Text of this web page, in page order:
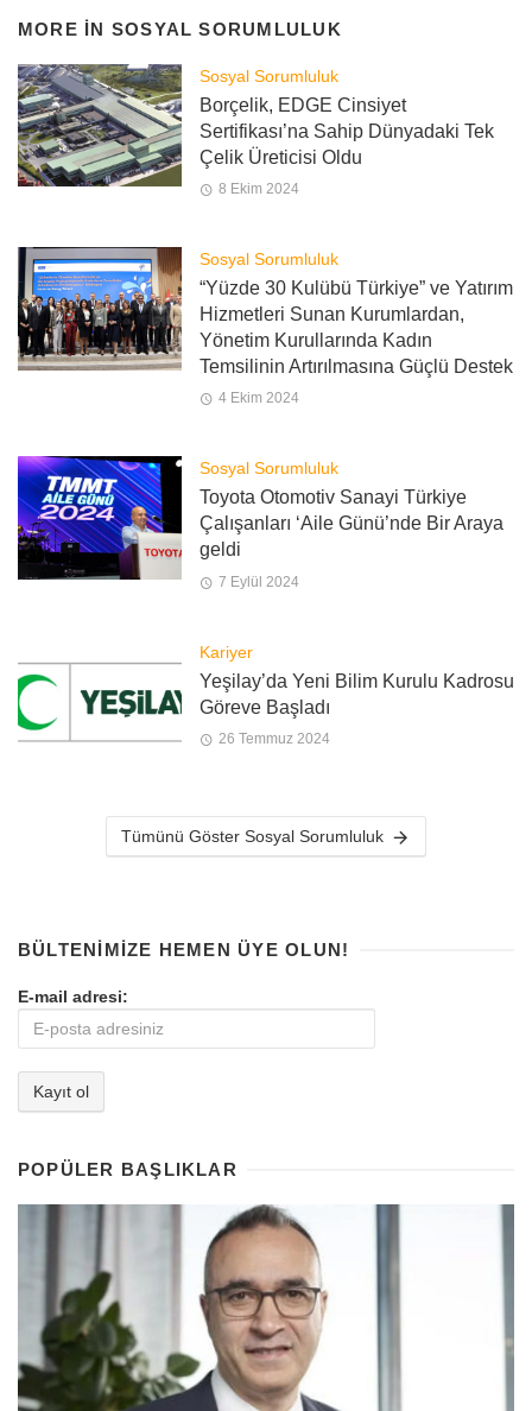
MORE IN SOSYAL SORUMLULUK
Sosyal Sorumluluk
Borçelik, EDGE Cinsiyet
Sertifikası’na Sahip Dünyadaki Tek
Çelik Üreticisi Oldu
8 Ekim 2024
Sosyal Sorumluluk
“Yüzde 30 Kulübü Türkiye” ve Yatırım
Hizmetleri Sunan Kurumlardan,
Yönetim Kurullarında Kadın
Temsilinin Artırılmasına Güçlü Destek
4 Ekim 2024
Sosyal Sorumluluk
Toyota Otomotiv Sanayi Türkiye
Çalışanları ‘Aile Günü’nde Bir Araya
geldi
7 Eylül 2024
Kariyer
Yeşilay’da Yeni Bilim Kurulu Kadrosu
Göreve Başladı
26 Temmuz 2024
Tümünü Göster Sosyal Sorumluluk
BÜLTENIMIZE HEMEN ÜYE OLUN!
E-mail adresi:
POPÜLER BAŞLIKLAR